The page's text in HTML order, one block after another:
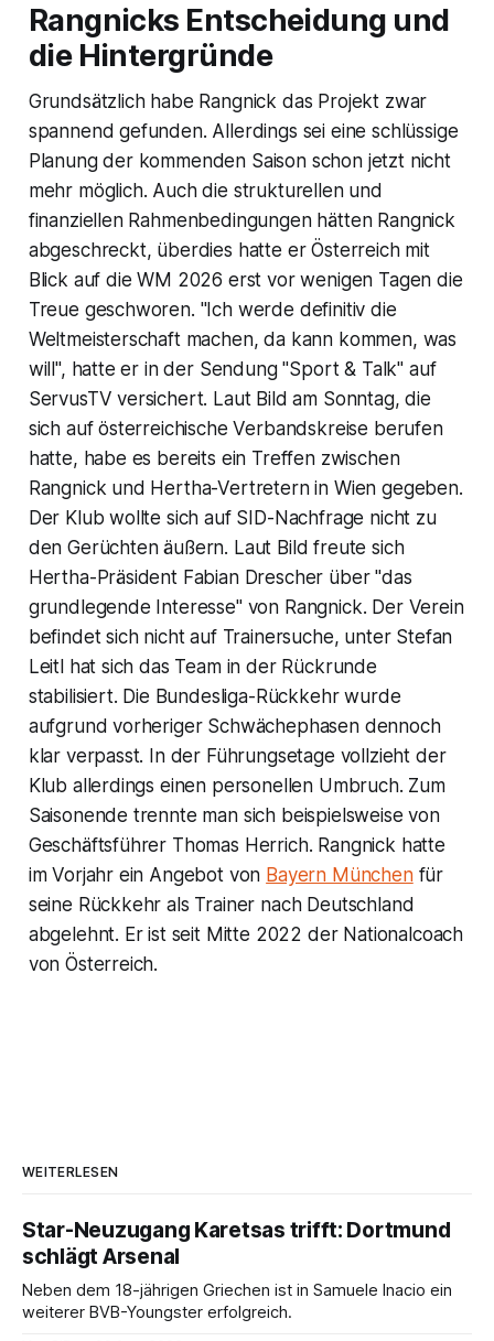
Rangnicks Entscheidung und
die Hintergründe
Grundsätzlich habe Rangnick das Projekt zwar
spannend gefunden. Allerdings sei eine schlüssige
Planung der kommenden Saison schon jetzt nicht
mehr möglich. Auch die strukturellen und
finanziellen Rahmenbedingungen hätten Rangnick
abgeschreckt, überdies hatte er Österreich mit
Blick auf die WM 2026 erst vor wenigen Tagen die
Treue geschworen. "Ich werde definitiv die
Weltmeisterschaft machen, da kann kommen, was
will", hatte er in der Sendung "Sport & Talk" auf
ServusTV versichert. Laut Bild am Sonntag, die
sich auf österreichische Verbandskreise berufen
hatte, habe es bereits ein Treffen zwischen
Rangnick und Hertha-Vertretern in Wien gegeben.
Der Klub wollte sich auf SID-Nachfrage nicht zu
den Gerüchten äußern. Laut Bild freute sich
Hertha-Präsident Fabian Drescher über "das
grundlegende Interesse" von Rangnick. Der Verein
befindet sich nicht auf Trainersuche, unter Stefan
Leitl hat sich das Team in der Rückrunde
stabilisiert. Die Bundesliga-Rückkehr wurde
aufgrund vorheriger Schwächephasen dennoch
klar verpasst. In der Führungsetage vollzieht der
Klub allerdings einen personellen Umbruch. Zum
Saisonende trennte man sich beispielsweise von
Geschäftsführer Thomas Herrich. Rangnick hatte
im Vorjahr ein Angebot von Bayern Münchenfür
seine Rückkehr als Trainer nach Deutschland
abgelehnt. Er ist seit Mitte 2022 der Nationalcoach
von Österreich.
WEITERLESEN
Star-Neuzugang Karetsas trifft: Dortmund
schlägt Arsenal
Neben dem 18-jährigen Griechen ist in Samuele Inacio ein
weiterer BVB-Youngster erfolgreich.